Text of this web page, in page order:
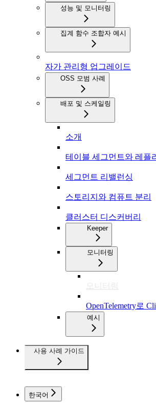
성능 및 모니터링
집계 함수 조합자 예시
자가 관리형 업그레이드
OSS 모범 사례
배포 및 스케일링
소개
테이블 세그먼트와 레플
세그먼트 리밸런싱
스토리지와 컴퓨트 분리
클러스터 디스커버리
Keeper
모니터링
모니터링
OpenTelemetry로
예시
사용 사례 가이드
한국어